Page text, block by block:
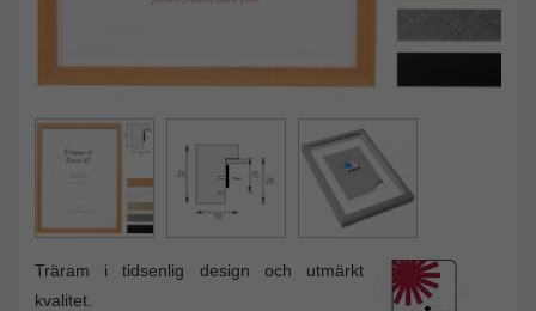
Träram i tidsenlig design och utmärkt
kvalitet.